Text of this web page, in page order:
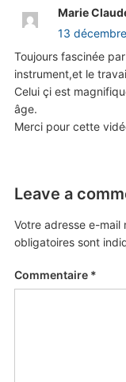
Marie
13
Toujours fascinée
instrument,et le
Celui çi est
âge.
Merci pour cette
Leave a
Votre adresse e-mail
obligatoires sont
Commentaire *